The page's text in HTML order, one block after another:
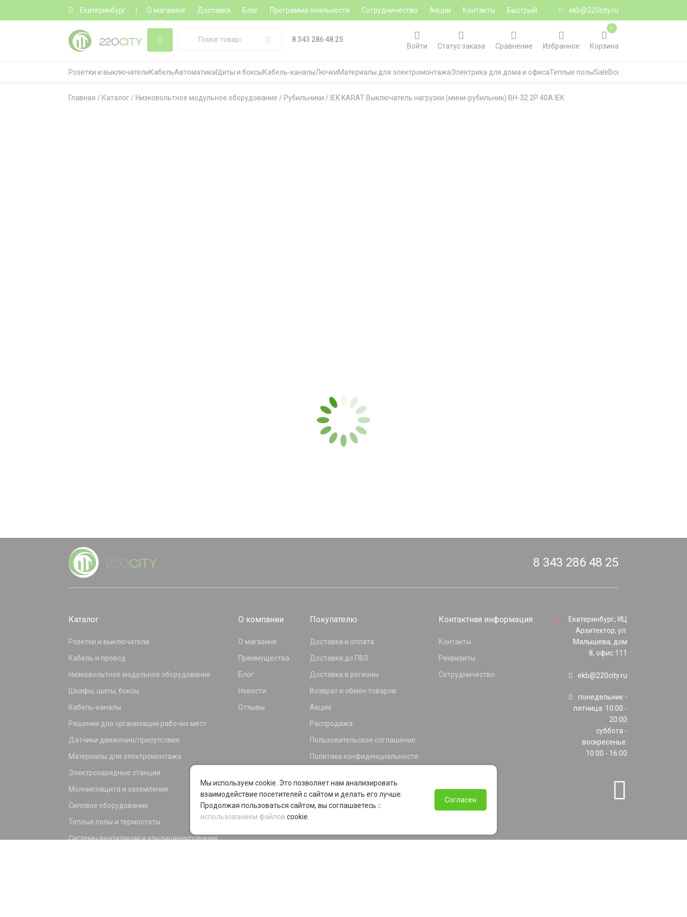
Екатеринбург О магазине Доставка Блог Программа лояльности Сотрудничество Акции Контакты
Быстрый
заказ
ekb@220city.ru
8 343 286 48 25
Войти
Статус заказа Сравнение Избранное Корзина
0
Розетки и выключателиКабельАвтоматика Щиты и боксыКабель-каналыЛючкиМатериалы для электромонтажаЭлектрика для дома и офисаТеплые полыSaleВсе категории
Главная / Каталог / Низковольтное модульное оборудование / Рубильники / IEK KARAT Выключатель нагрузки (мини-рубильник) ВН-32 2P 40А IEK
8 343 286 48 25
Каталог
Розетки и выключатели
Кабель и провод
Низковольтное модульное оборудование
Шкафы, щиты, боксы
Кабель-каналы
Решения для организации рабочих мест
Датчики движения/присутствия
Материалы для электромонтажа
Электрозарядные станции
Молниезащита и заземление
Силовое оборудование
Теплые полы и термостаты
Системы вентиляции и кондиционирования
О компании
О магазине
Преимущества
Блог
Новости
Отзывы
Покупателю
Доставка и оплата
Доставка до ПВЗ
Доставка в регионы
Возврат и обмен товаров
Акции
Распродажа
Пользовательское соглашение
Политика конфиденциальности
Программа лояльности
Контактная информация
Контакты
Реквизиты
Сотрудничество
Екатеринбург, ИЦ
Архитектор, ул.
Малышева, дом
8, офис 111
ekb@220city.ru
понедельник -
пятница: 10:00 -
20:00
суббота -
воскресенье:
10:00 - 16:00
Мы используем cookie. Это позволяет нам анализировать
взаимодействие посетителей с сайтом и делать его лучше.
Продолжая пользоваться сайтом, вы соглашаетесь с
использованием файлов cookie.
Согласен